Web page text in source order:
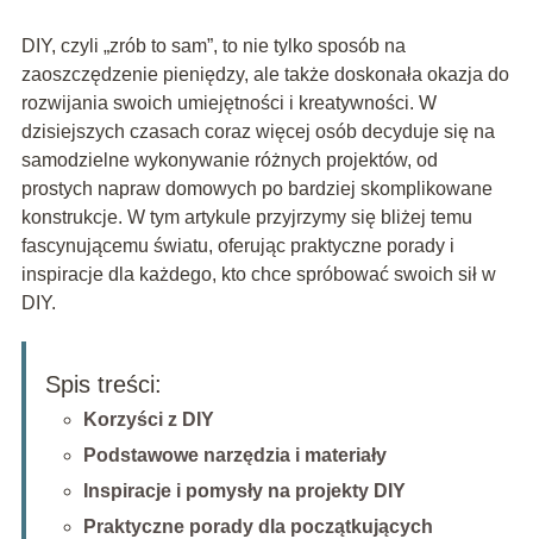
DIY, czyli „zrób to sam”, to nie tylko sposób na
zaoszczędzenie pieniędzy, ale także doskonała okazja do
rozwijania swoich umiejętności i kreatywności. W
dzisiejszych czasach coraz więcej osób decyduje się na
samodzielne wykonywanie różnych projektów, od
prostych napraw domowych po bardziej skomplikowane
konstrukcje. W tym artykule przyjrzymy się bliżej temu
fascynującemu światu, oferując praktyczne porady i
inspiracje dla każdego, kto chce spróbować swoich sił w
DIY.
Spis treści:
Korzyści z DIY
Podstawowe narzędzia i materiały
Inspiracje i pomysły na projekty DIY
Praktyczne porady dla początkujących